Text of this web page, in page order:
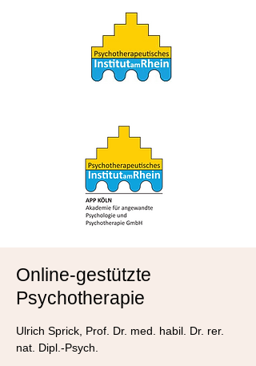
Online-gestützte
Psychotherapie
Ulrich Sprick, Prof. Dr. med. habil. Dr. rer.
nat. Dipl.-Psych.